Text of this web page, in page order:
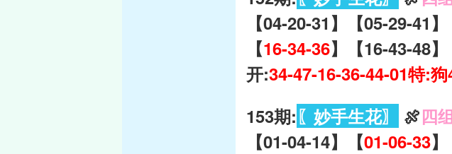
【04-20-31】【05-29-41】
【16-34-36】【16-43-48】
开:34-47-16-36-44-01特:
153期:〖妙手生花〗 🍖四
【01-04-14】【01-06-33】